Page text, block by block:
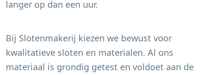
langer op dan een uur.
Bij Slotenmakerij kiezen we bewust voor
kwalitatieve sloten en materialen. Al ons
materiaal is grondig getest en voldoet aan de